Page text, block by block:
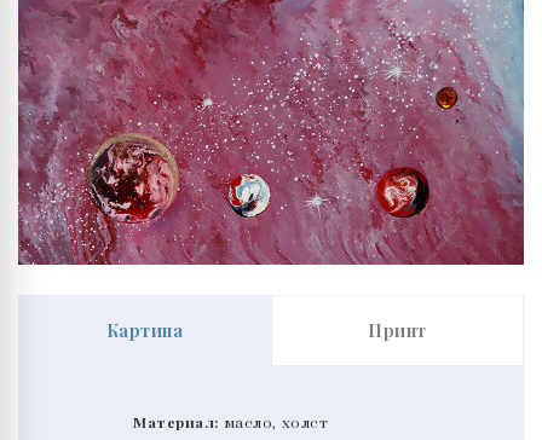
Картина Принт
Материал: масло, холст